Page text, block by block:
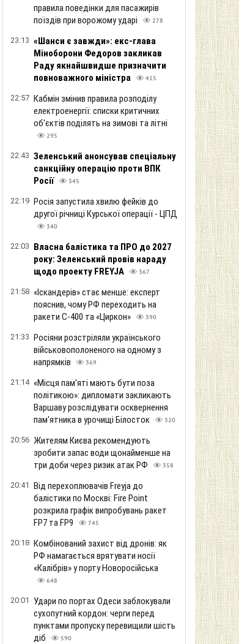
правила поведінки для пасажирів
поїздів при ворожому ударі
278
23:13 «Шанси є завжди»: екс-глава
Міноборони Федоров закликав
Раду якнайшвидше призначити
повноважного міністра
415
22:57 Кабмін змінив правила розподілу
електроенергії: списки критичних
об'єктів поділять на зимові та літні
295
22:43 Зеленський анонсував спеціальну
санкційну операцію проти ВПК
Росії
345
22:19 Росія запустила хвилю фейків до
другої річниці Курської операції - ЦПД
340
22:03 Власна балістика та ПРО до 2027
року: Зеленський провів нараду
щодо проекту FREYJA
367
21:58 «Іскандерів» стає менше: експерт
пояснив, чому РФ переходить на
ракети С-400 та «Циркон»
390
21:33 Росіяни розстріляли українського
військовополоненого на одному з
напрямків
369
21:14 «Місця пам'яті мають бути поза
політикою»: дипломати закликають
Варшаву розслідувати осквернення
пам'ятника в урочищі Білосток
320
20:56 Жителям Києва рекомендують
зробити запас води щонайменше на
три доби через ризик атак РФ
358
20:41 Від перехоплювачів Freyja до
балістики по Москві: Fire Point
розкрила графік випробувань ракет
FP7 та FP9
745
20:18 Комбінований захист від дронів: як
РФ намагається врятувати носії
«Калібрів» у порту Новоросійська
648
20:01
Удари по портах Одеси заблокували
сухопутний кордон: черги перед
пунктами пропуску перевищили шість
діб
590